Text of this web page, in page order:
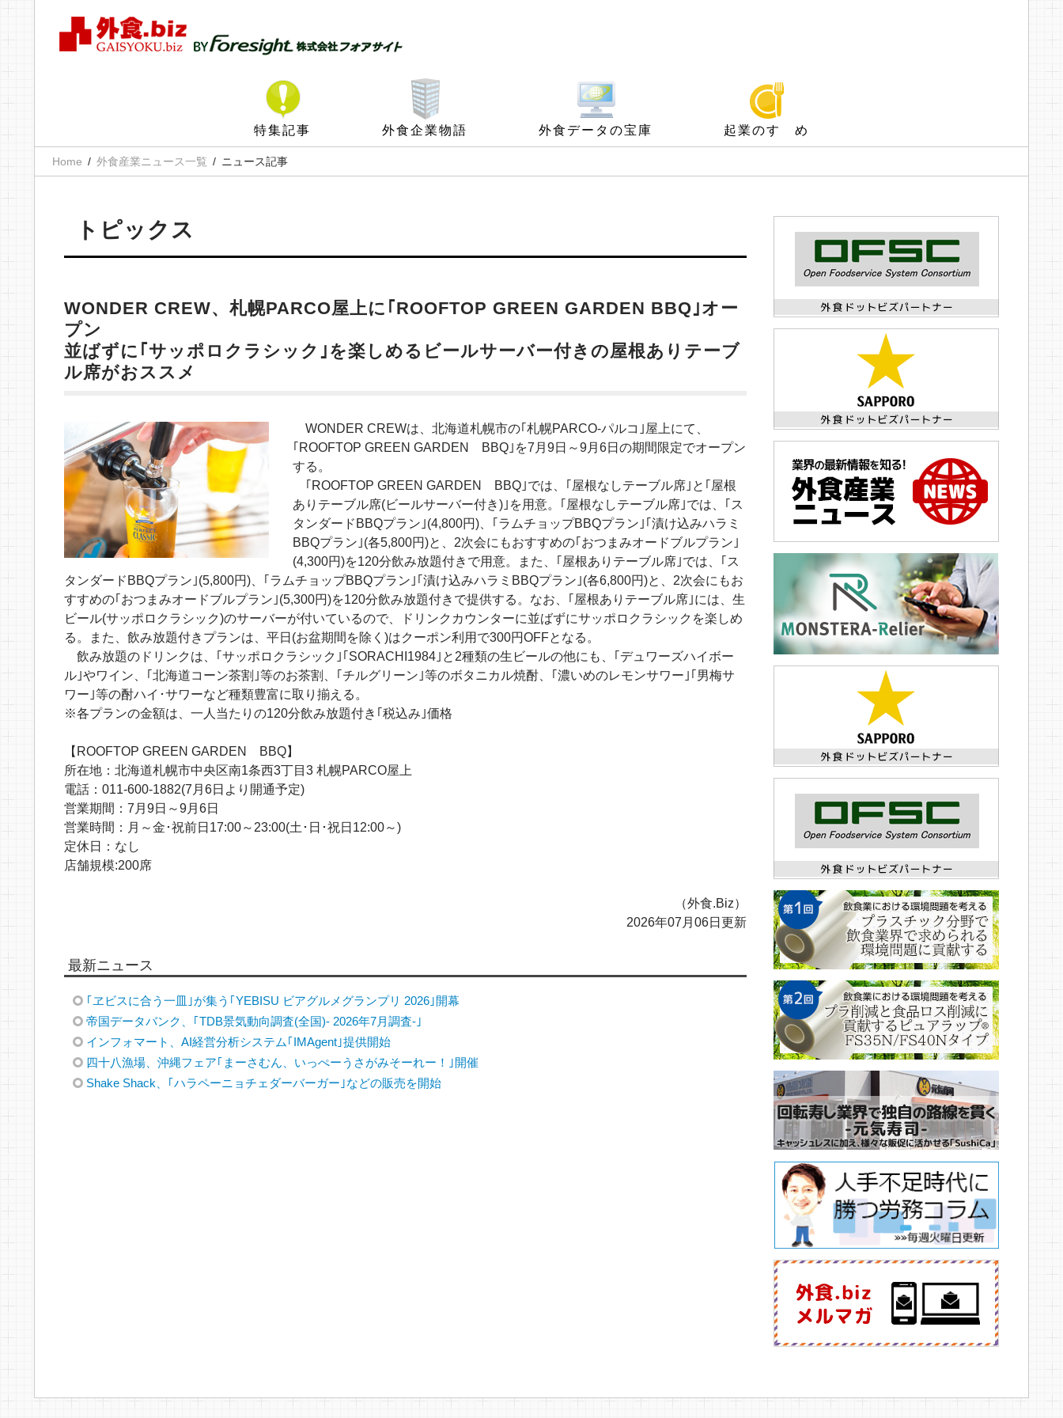
特集記事 外食企業物語 外食データの宝庫 起業のすゝめ
Home 外食産業ニュース一覧 ニュース記事
トピックス
WONDER CREW、札幌PARCO屋上に｢ROOFTOP GREEN GARDEN BBQ｣オー
プン
並ばずに｢サッポロクラシック｣を楽しめるビールサーバー付きの屋根ありテーブ
ル席がおススメ
WONDER CREWは、北海道札幌市の｢札幌PARCO-パルコ｣屋上にて、
｢ROOFTOP GREEN GARDEN BBQ｣を7月9日～9月6日の期間限定でオープン
する。
｢ROOFTOP GREEN GARDEN BBQ｣では、｢屋根なしテーブル席｣と｢屋根
ありテーブル席(ビールサーバー付き)｣を用意。｢屋根なしテーブル席｣では、｢ス
タンダードBBQプラン｣(4,800円)、｢ラムチョップBBQプラン｣｢漬け込みハラミ
BBQプラン｣(各5,800円)と、2次会にもおすすめの｢おつまみオードブルプラン｣
(4,300円)を120分飲み放題付きで用意。また、｢屋根ありテーブル席｣では、｢ス
タンダードBBQプラン｣(5,800円)、｢ラムチョップBBQプラン｣｢漬け込みハラミBBQプラン｣(各6,800円)と、2次会にもお
すすめの｢おつまみオードブルプラン｣(5,300円)を120分飲み放題付きで提供する。なお、｢屋根ありテーブル席｣には、生
ビール(サッポロクラシック)のサーバーが付いているので、ドリンクカウンターに並ばずにサッポロクラシックを楽しめ
る。また、飲み放題付きプランは、平日(お盆期間を除く)はクーポン利用で300円OFFとなる。
飲み放題のドリンクは、｢サッポロクラシック｣｢SORACHI1984｣と2種類の生ビールの他にも、｢デュワーズハイボー
ル｣やワイン、｢北海道コーン茶割｣等のお茶割、｢チルグリーン｣等のボタニカル焼酎、｢濃いめのレモンサワー｣｢男梅サ
ワー｣等の酎ハイ･サワーなど種類豊富に取り揃える。
※各プランの金額は、一人当たりの120分飲み放題付き｢税込み｣価格
【ROOFTOP GREEN GARDEN BBQ】
所在地：北海道札幌市中央区南1条西3丁目3 札幌PARCO屋上
電話：011-600-1882(7月6日より開通予定)
営業期間：7月9日～9月6日
営業時間：月～金･祝前日17:00～23:00(土･日･祝日12:00～)
定休日：なし
店舗規模:200席
（外食.Biz）
2026年07月06日更新
最新ニュース
｢ヱビスに合う一皿｣が集う｢YEBISU ビアグルメグランプリ 2026｣開幕
帝国データバンク、｢TDB景気動向調査(全国)- 2026年7月調査-｣
インフォマート、AI経営分析システム｢IMAgent｣提供開始
四十八漁場、沖縄フェア｢まーさむん、いっぺーうさがみそーれー！｣開催
Shake Shack、｢ハラペーニョチェダーバーガー｣などの販売を開始